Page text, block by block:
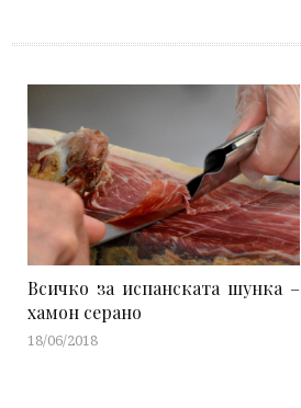
Всичко за испанската шунка –
хамон серано
18/06/2018